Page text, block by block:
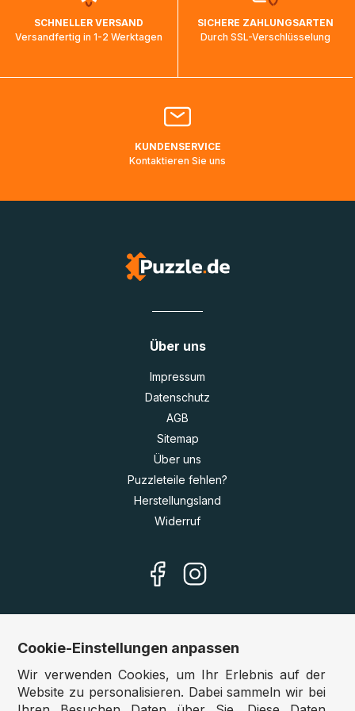
ankommen und von der dortigen Zustellorganisation weiter
bearbeitet werden.
Bitte kontaktieren Sie denKundenservicefalls Ihr Paket
Lieferadressen in Deutschland oder Europa mehrere Tage
SCHNELLER VERSAND
Versandfertig in 1-2 Werktagen
SICHERE ZAHLUNGSARTEN
Durch SSL-Verschlüsselung
KUNDENSERVICE
Kontaktieren Sie uns
Über uns
Impressum
Datenschutz
AGB
Sitemap
Über uns
Puzzleteile fehlen?
Herstellungsland
Widerruf
Unsere Shops
Deutschland:www.puzzle.de
Cookie-Einstellungen anpassen
Wir verwenden Cookies, um Ihr Erlebnis auf der
Website zu personalisieren. Dabei sammeln wir bei